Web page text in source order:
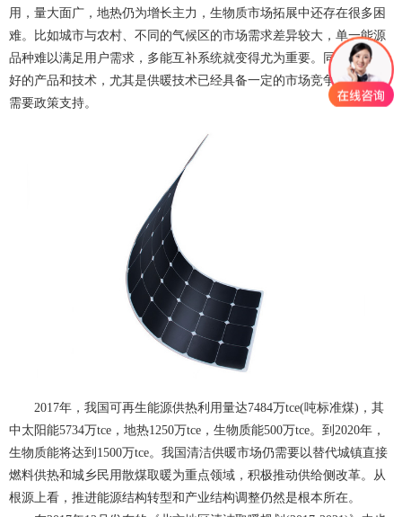
用，量大面广，地热仍为增长主力，生物质市场拓展中还存在很多困
难。比如城市与农村、不同的气候区的市场需求差异较大，单一能源
品种难以满足用户需求，多能互补系统就变得尤为重要。同时，一些
好的产品和技术，尤其是供暖技术已经具备一定的市场竞争力，但仍
需要政策支持。
2017年，我国可再生能源供热利用量达7484万tce(吨标准煤)，其
中太阳能5734万tce，地热1250万tce，生物质能500万tce。到2020年，
生物质能将达到1500万tce。 我国清洁供暖市场仍需要以替代城镇直接
燃料供热和城乡民用散煤取暖为重点领域，积极推动供给侧改革。从
根源上看，推进能源结构转型和产业结构调整仍然是根本所在。